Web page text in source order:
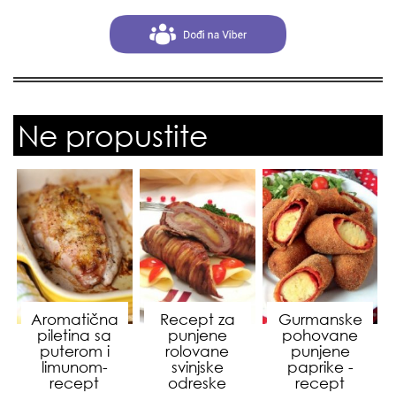
Ne propustite
Aromatična
piletina sa
puterom i
limunom-
recept
Recept za
punjene
rolovane
svinjske
odreske
Gurmanske
pohovane
punjene
paprike -
recept